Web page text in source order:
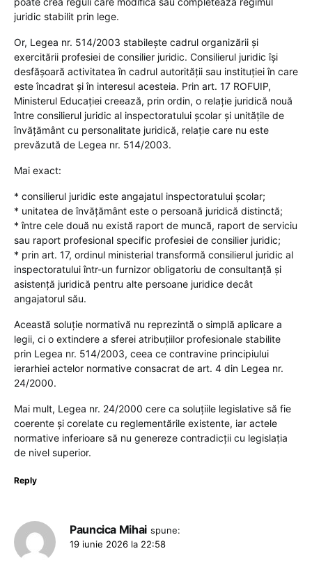
juridic stabilit prin lege.
Or, Legea nr. 514/2003 stabilește cadrul organizării și
exercitării profesiei de consilier juridic. Consilierul juridic își
desfășoară activitatea în cadrul autorității sau instituției în care
este încadrat și în interesul acesteia. Prin art. 17 ROFUIP,
Ministerul Educației creează, prin ordin, o relație juridică nouă
între consilierul juridic al inspectoratului școlar și unitățile de
învățământ cu personalitate juridică, relație care nu este
prevăzută de Legea nr. 514/2003.
Mai exact:
* consilierul juridic este angajatul inspectoratului școlar;
* unitatea de învățământ este o persoană juridică distinctă;
* între cele două nu există raport de muncă, raport de serviciu
sau raport profesional specific profesiei de consilier juridic;
* prin art. 17, ordinul ministerial transformă consilierul juridic al
inspectoratului într-un furnizor obligatoriu de consultanță și
asistență juridică pentru alte persoane juridice decât
angajatorul său.
Această soluție normativă nu reprezintă o simplă aplicare a
legii, ci o extindere a sferei atribuțiilor profesionale stabilite
prin Legea nr. 514/2003, ceea ce contravine principiului
ierarhiei actelor normative consacrat de art. 4 din Legea nr.
24/2000.
Mai mult, Legea nr. 24/2000 cere ca soluțiile legislative să fie
coerente și corelate cu reglementările existente, iar actele
normative inferioare să nu genereze contradicții cu legislația
de nivel superior.
Reply
Pauncica Mihai spune:
19 iunie 2026 la 22:58